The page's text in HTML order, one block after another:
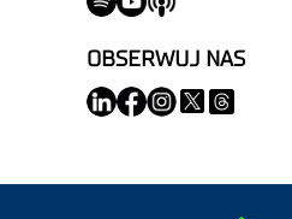
OBSERWUJ NAS